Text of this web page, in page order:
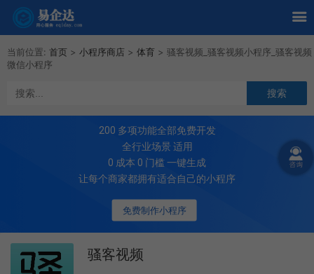
当前位置: 首页 > 小程序商店 > 体育 > 骚客视频_骚客视频小程序_骚客视频
微信小程序
免费制作小程序
200 多项功能全部免费开发
全行业场景 适用
0 成本 0 门槛 一键生成
让每个商家都拥有适合自己的小程序
骚客视频